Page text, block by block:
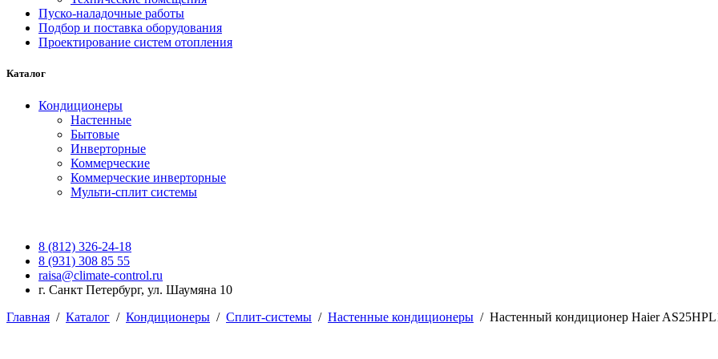
Пуско-наладочные работы
Подбор и поставка оборудования
Проектирование систем отопления
Каталог
Кондиционеры
Настенные
Бытовые
Инверторные
Коммерческие
Коммерческие инверторные
Мульти-сплит системы
8 (812) 326-24-18
8 (931) 308 85 55
raisa@climate-control.ru
г. Санкт Петербург, ул. Шаумяна 10
Главная / Каталог / Кондиционеры / Сплит-системы / Настенные кондиционеры / Настенный кондиционер Haier